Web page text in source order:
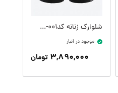
شلوارک زنانه کدW09409-001
موجود در انبار
۳,۸۹۰,۰۰۰ تومان